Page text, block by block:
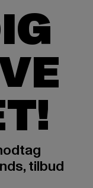
tilbud